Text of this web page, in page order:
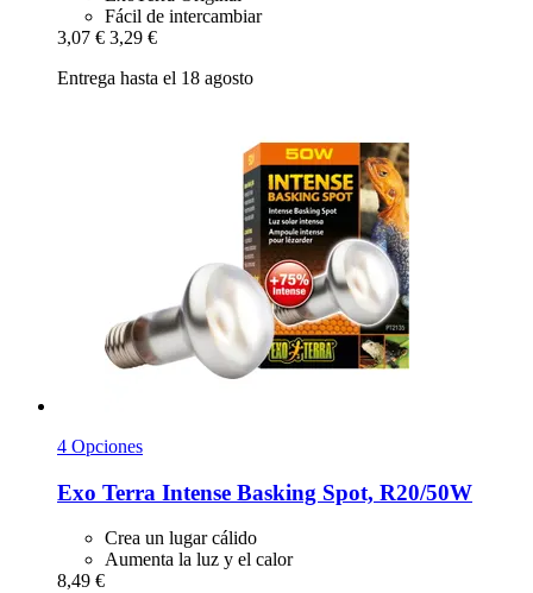
Fácil de intercambiar
3,07 € 3,29 €
Entrega hasta el 18 agosto
4 Opciones
Exo Terra Intense Basking Spot, R20/50W
Crea un lugar cálido
Aumenta la luz y el calor
8,49 €